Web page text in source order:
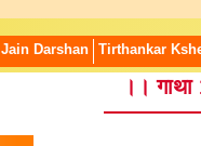
Jain Darshan Tirthankar
।।